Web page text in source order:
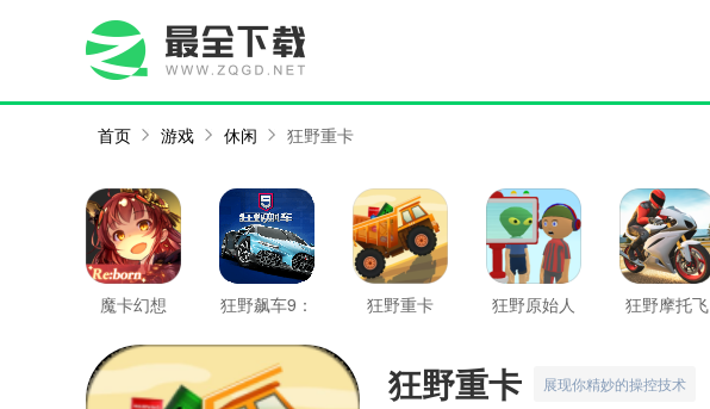
首页 游戏 休闲 狂野重卡
魔卡幻想
狂野飙车9：
狂野重卡 狂野原始人
狂野摩托飞
狂野重卡 展现你精妙的操控技术